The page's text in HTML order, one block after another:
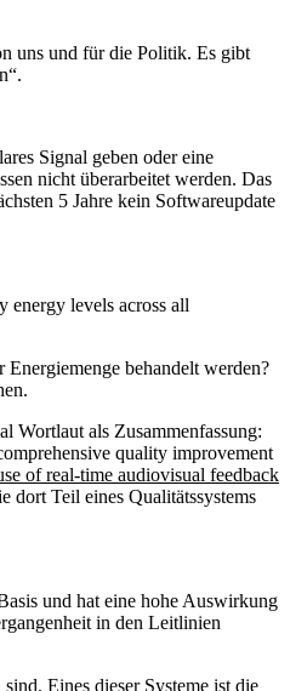
uns und für die Politik. Es gibt
Signal geben oder eine
nicht überarbeitet werden. Das
5 Jahre kein Softwareupdate
energy levels across all
behandelt werden?
Wortlaut als Zusammenfassung:
quality improvement
of real-time audiovisual feedback
Teil eines Qualitätssystems
und hat eine hohe Auswirkung
in den Leitlinien
Eines dieser Systeme ist die